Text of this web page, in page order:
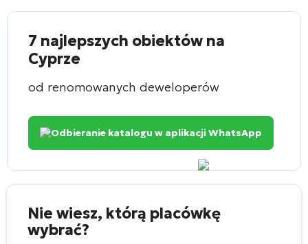
7 najlepszych obiektów na
Cyprze
od renomowanych deweloperów
Odbieranie katalogu w aplikacji WhatsApp
Nie wiesz, którą placówkę
wybrać?